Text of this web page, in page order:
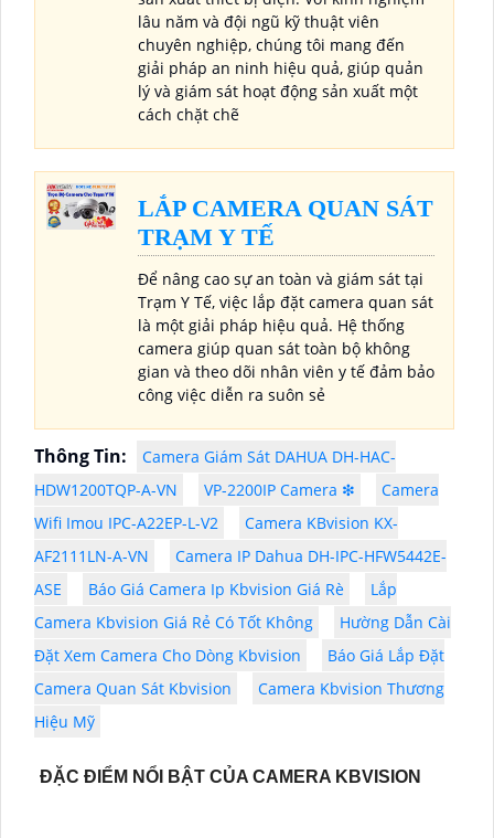
lâu năm và đội ngũ kỹ thuật viên
chuyên nghiệp, chúng tôi mang đến
giải pháp an ninh hiệu quả, giúp quản
lý và giám sát hoạt động sản xuất một
cách chặt chẽ
LẮP CAMERA QUAN SÁT
TRẠM Y TẾ
Để nâng cao sự an toàn và giám sát tại
Trạm Y Tế, việc lắp đặt camera quan sát
là một giải pháp hiệu quả. Hệ thống
camera giúp quan sát toàn bộ không
gian và theo dõi nhân viên y tế đảm bảo
công việc diễn ra suôn sẻ
Thông Tin:
Camera Giám Sát DAHUA DH-HAC-
HDW1200TQP-A-VN
VP-2200IP Camera ❇
Camera
Wifi Imou IPC-A22EP-L-V2
Camera KBvision KX-
AF2111LN-A-VN
Camera IP Dahua DH-IPC-HFW5442E-
ASE
Báo Giá Camera Ip Kbvision Giá Rè
Lắp
Camera Kbvision Giá Rẻ Có Tốt Không
Hường Dẫn Cài
Đặt Xem Camera Cho Dòng Kbvision
Báo Giá Lắp Đặt
Camera Quan Sát Kbvision
Camera Kbvision Thương
Hiệu Mỹ
ĐẶC ĐIỂM NỔI BẬT CỦA CAMERA KBVISION